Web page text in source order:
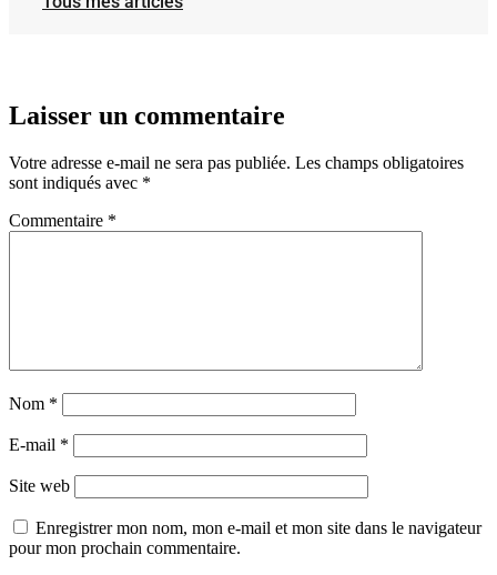
Laisser un commentaire
Votre adresse e-mail ne sera pas publiée. Les champs obligatoires
sont indiqués avec *
Commentaire *
Nom *
E-mail *
Site web
Enregistrer mon nom, mon e-mail et mon site dans le navigateur
pour mon prochain commentaire.